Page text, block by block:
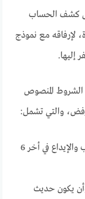
كشف الحساب
لإرفاقه مع نموذج
إليها.
المنصوص
والتي تشمل:
أن يتضمن الحساب عديد من عمليات السحب والإيداع في أخر 6
يكون حديث